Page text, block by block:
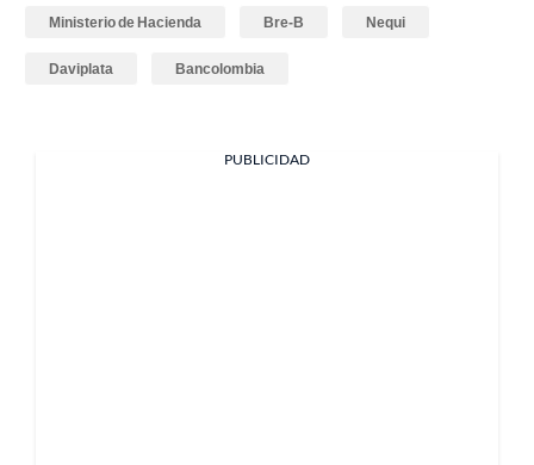
Ministerio de Hacienda Bre-B Nequi
Daviplata Bancolombia
PUBLICIDAD